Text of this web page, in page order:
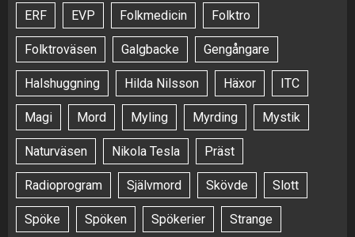
ERF EVP Folkmedicin Folktro
Folktroväsen Galgbacke Gengångare
Halshuggning Hilda Nilsson Häxor ITC
Magi Mord Myling Myrding Mystik
Naturväsen Nikola Tesla Präst
Radioprogram Självmord Skövde Slott
Spöke Spöken Spökerier Strange